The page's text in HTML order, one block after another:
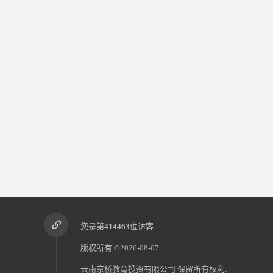
您是第414463位访客
版权所有 ©2026-08-07
云南京桥教育投资有限公司 保留所有权利.